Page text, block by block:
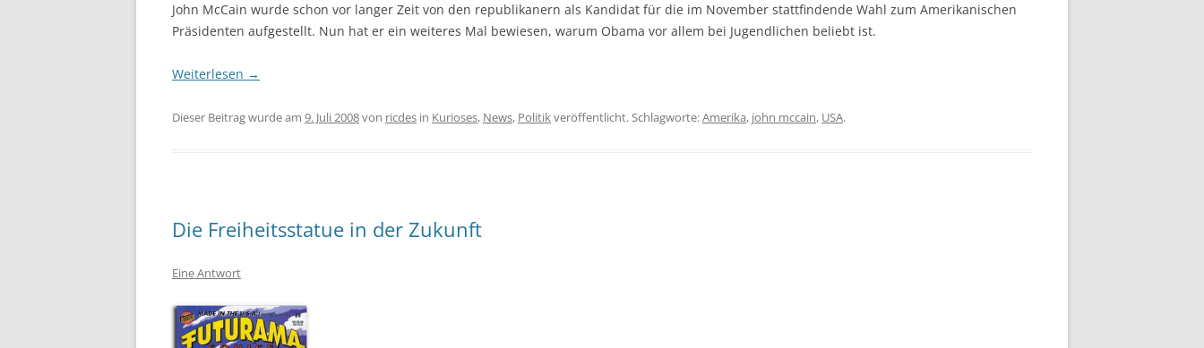
John McCain wurde schon vor langer Zeit von den republikanern als Kandidat für die im November stattfindende Wahl zum Amerikanischen
Präsidenten aufgestellt. Nun hat er ein weiteres Mal bewiesen, warum Obama vor allem bei Jugendlichen beliebt ist.
Weiterlesen →
Dieser Beitrag wurde am 9. Juli 2008von ricdes in Kurioses, News, Politikveröffentlicht. Schlagworte:Amerika, john mccain, USA.
Die Freiheitsstatue in der Zukunft
Eine Antwort